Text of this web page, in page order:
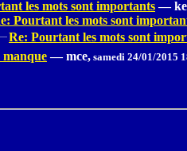
les mots sont importants —
Pourtant les mots sont
Re: Pourtant les mots sont
— mce, samedi 24/01/2015